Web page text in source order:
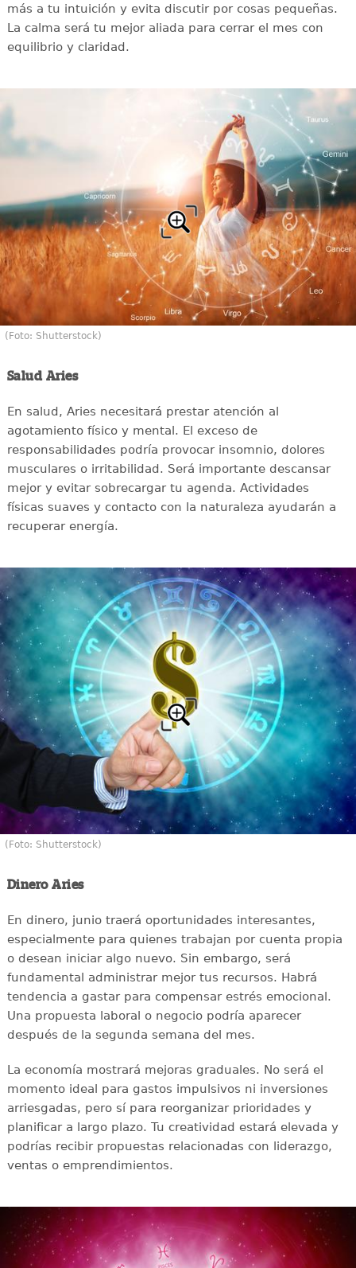
más a tu intuición y evita discutir por cosas pequeñas.
La calma será tu mejor aliada para cerrar el mes con
equilibrio y claridad.
(Foto: Shutterstock)
Salud Aries
En salud, Aries necesitará prestar atención al
agotamiento físico y mental. El exceso de
responsabilidades podría provocar insomnio, dolores
musculares o irritabilidad. Será importante descansar
mejor y evitar sobrecargar tu agenda. Actividades
físicas suaves y contacto con la naturaleza ayudarán a
recuperar energía.
(Foto: Shutterstock)
Dinero Aries
En dinero, junio traerá oportunidades interesantes,
especialmente para quienes trabajan por cuenta propia
o desean iniciar algo nuevo. Sin embargo, será
fundamental administrar mejor tus recursos. Habrá
tendencia a gastar para compensar estrés emocional.
Una propuesta laboral o negocio podría aparecer
después de la segunda semana del mes.
La economía mostrará mejoras graduales. No será el
momento ideal para gastos impulsivos ni inversiones
arriesgadas, pero sí para reorganizar prioridades y
planificar a largo plazo. Tu creatividad estará elevada y
podrías recibir propuestas relacionadas con liderazgo,
ventas o emprendimientos.